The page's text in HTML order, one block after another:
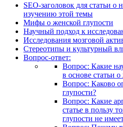
SEO-заголовок для статьи о
изучению этой темы
Мифы о женской глупости
Научный подход к
Исследования мозговой
Стереотипы и культурный
Вопрос-ответ:
Вопрос: Какие
в основе статьи
Вопрос: Каково
глупости?
Вопрос: Какие
статье в пользу
глупости не